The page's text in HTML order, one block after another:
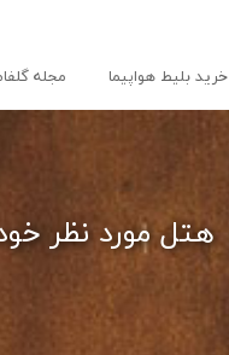
خرید بلیط هواپیما مجله
هتل مورد نظر